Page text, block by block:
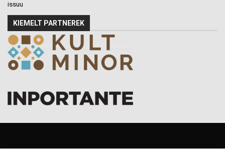
issuu
KIEMELT PARTNEREK